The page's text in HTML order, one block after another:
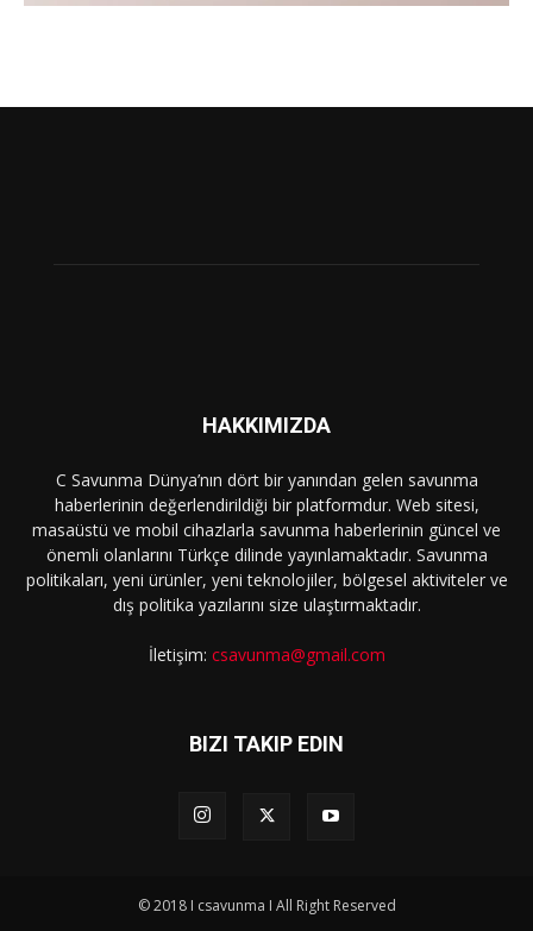
HAKKIMIZDA
C Savunma Dünya’nın dört bir yanından gelen savunma
haberlerinin değerlendirildiği bir platformdur. Web sitesi,
masaüstü ve mobil cihazlarla savunma haberlerinin güncel ve
önemli olanlarını Türkçe dilinde yayınlamaktadır. Savunma
politikaları, yeni ürünler, yeni teknolojiler, bölgesel aktiviteler ve
dış politika yazılarını size ulaştırmaktadır.
İletişim: csavunma@gmail.com
BIZI TAKIP EDIN
© 2018 I csavunma I All Right Reserved